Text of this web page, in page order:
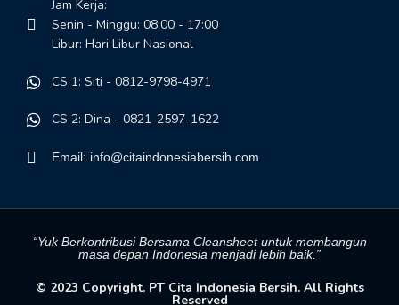
Jam Kerja:
Senin - Minggu: 08:00 - 17:00
Libur: Hari Libur Nasional
CS 1: Siti - 0812-9798-4971
CS 2: Dina - 0821-2597-1622
Email: info@citaindonesiabersih.com
“Yuk Berkontribusi Bersama Cleansheet untuk membangun
masa depan Indonesia menjadi lebih baik.”
© 2023 Copyright. PT Cita Indonesia Bersih. All Rights
Reserved